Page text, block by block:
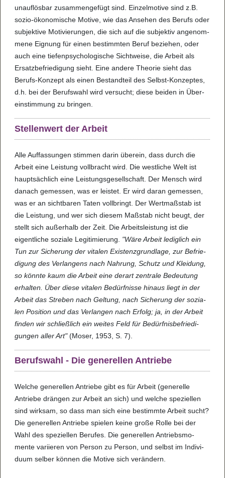
unauf­lös­bar zusam­men­ge­fügt sind. Ein­zel­mo­tive sind z.B.
sozio-öko­no­mi­sche Motive, wie das Anse­hen des Berufs oder
sub­jek­tive Moti­vie­run­gen, die sich auf die sub­jek­tiv ange­nom­
mene Eig­nung für einen bestimm­ten Beruf bezie­hen, oder
auch eine tie­fen­psy­cho­lo­gi­sche Sicht­weise, die Arbeit als
Ersatz­be­frie­di­gung sieht. Eine andere The­o­rie sieht das
Berufs-Kon­zept als einen Bestand­teil des Selbst-Kon­zep­tes,
d.h. bei der Berufs­wahl wird ver­sucht; diese bei­den in Über­
ein­stim­mung zu brin­gen.
Stel­len­wert der Arbeit
Alle Auf­fas­sun­gen stim­men darin über­ein, dass durch die
Arbeit eine Leis­tung voll­bracht wird. Die west­li­che Welt ist
haupt­säch­lich eine Leis­tungs­ge­sell­schaft. Der Mensch wird
danach gemes­sen, was er leis­tet. Er wird daran gemes­sen,
was er an sicht­ba­ren Taten voll­bringt. Der Wert­maß­stab ist
die Leis­tung, und wer sich die­sem Maß­stab nicht beugt, der
stellt sich außer­halb der Zeit. Die Arbeits­leis­tung ist die
eigent­li­che sozi­ale Legi­ti­mie­rung.
"Wäre Arbeit ledig­lich ein
Tun zur Siche­rung der vita­len Exis­tenz­grund­lage, zur Befrie­
di­gung des Ver­lan­gens nach Nah­rung, Schutz und Klei­dung,
so könnte kaum die Arbeit eine der­art zen­trale Bedeu­tung
erhal­ten. Über diese vita­len Bedürf­nisse hin­aus liegt in der
Arbeit das Stre­ben nach Gel­tung, nach Siche­rung der sozi­a­
len Posi­tion und das Ver­lan­gen nach Erfolg; ja, in der Arbeit
fin­den wir schließ­lich ein wei­tes Feld für Bedürf­nis­be­frie­di­
gun­gen aller Art"(Moser, 1953, S. 7).
Berufs­wahl - Die gene­rel­len Antriebe
Wel­che gene­rel­len Antriebe gibt es für Arbeit (gene­relle
Antriebe drän­gen zur Arbeit an sich) und wel­che spe­zi­el­len
sind wirk­sam, so dass man sich eine bestimmte Arbeit sucht?
Die gene­rel­len Antriebe spie­len keine große Rolle bei der
Wahl des spe­zi­el­len Beru­fes. Die gene­rel­len Antriebs­mo­
mente vari­ie­ren von Per­son zu Per­son, und selbst im Indi­vi­
duum sel­ber kön­nen die Motive sich ver­än­dern.